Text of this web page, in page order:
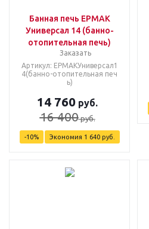
Банная печь ЕРМАК
Универсал 14 (банно-
отопительная печь)
Заказать
Артикул: ЕРМАКУниверсал1
4(банно-отопительная печ
ь)
14 760 руб.
16 400руб.
-10% Экономия 1 640руб.